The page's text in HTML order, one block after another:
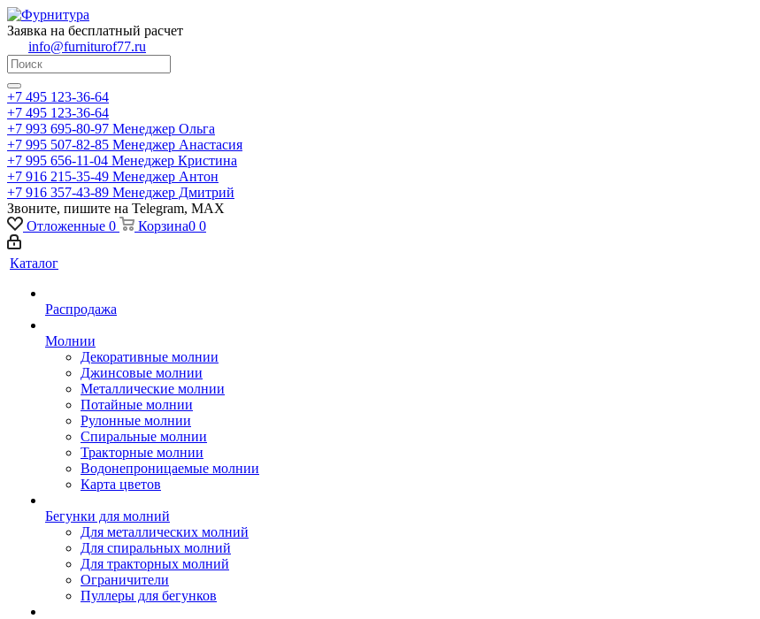
Заявка на бесплатный расчет
info@furniturof77.ru
+7 495 123-36-64
+7 495 123-36-64
+7 993 695-80-97 Менеджер Ольга
+7 995 507-82-85 Менеджер Анастасия
+7 995 656-11-04 Менеджер Кристина
+7 916 215-35-49 Менеджер Антон
+7 916 357-43-89 Менеджер Дмитрий
Звоните, пишите на Telegram, MAX
Отложенные 0 Корзина0 0
Каталог
Распродажа
Молнии
Декоративные молнии
Джинсовые молнии
Металлические молнии
Потайные молнии
Рулонные молнии
Спиральные молнии
Тракторные молнии
Водонепроницаемые молнии
Карта цветов
Бегунки для молний
Для металлических молний
Для спиральных молний
Для тракторных молний
Ограничители
Пуллеры для бегунков